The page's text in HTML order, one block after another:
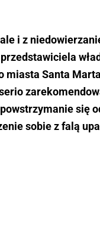
i z
miasta Santa
się
sobie z falą